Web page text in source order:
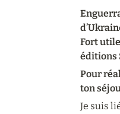
Fort
éditions
Pour
ton
Je suis